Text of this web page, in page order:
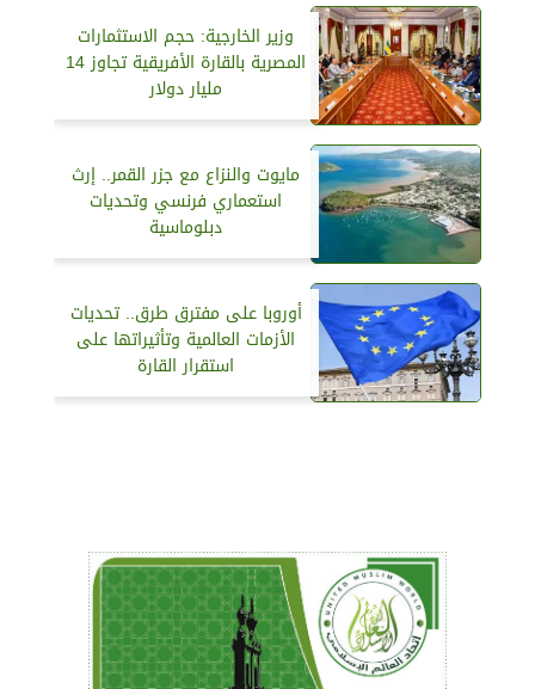
وزير الخارجية: حجم الاستثمارات
المصرية بالقارة الأفريقية تجاوز 14
مليار دولار
مايوت والنزاع مع جزر القمر.. إرث
استعماري فرنسي وتحديات
دبلوماسية
أوروبا على مفترق طرق.. تحديات
الأزمات العالمية وتأثيراتها على
استقرار القارة